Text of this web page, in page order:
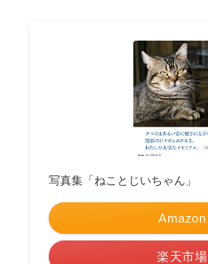
写真集「ねことじいちゃん」
Amazon
楽天市場